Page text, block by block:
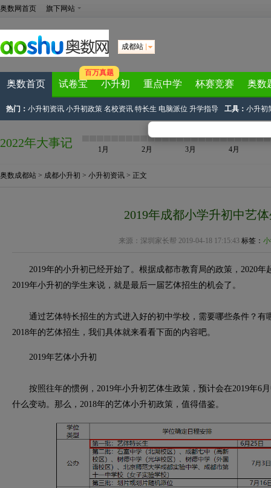
奥数网首页 旗下网站
成都站
奥数首页 试卷宝
百万真题
小升初 重点中学 杯赛竞赛 奥数
热门： 小升初资讯 小升初政策 名校资讯 特长生 电脑派位 升学指导 工具： 小升初
2022年大事记 1月 2月 3月 4月
奥数成都站 > 成都小升初 > 小升初资讯 > 正文
2019年成都小学升初中艺
来源： 深圳家长帮 2019-04-18 17:15:43 标签：
2019年的小升初已经开始了。根据成都市教育局的政策，2020年
2019年小升初的学生来说，就是最后一届艺体招生的机会了。
通过艺体特长招生的方式进入好的初中学校，需要哪些条件？有
2018年的艺体招生，我们具体就来看看下面的内容吧。
2019年艺体小升初
按照往年的惯例，2019年小升初艺体生政策，预计会在2019年6
什么变动。那么，2018年的艺体小升初政策，值得借鉴。